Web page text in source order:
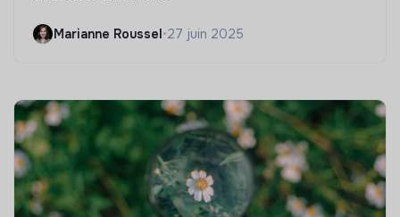
Marianne Roussel•27 juin 2025